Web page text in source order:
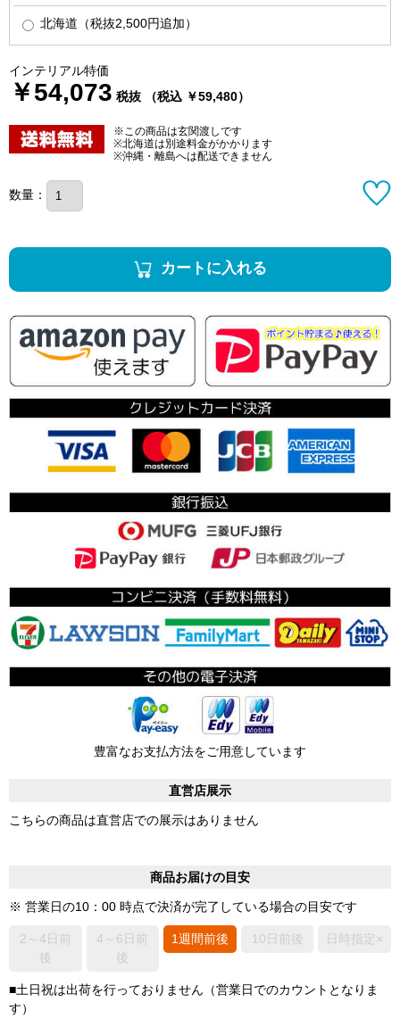
北海道（税抜2,500円追加）
インテリアル特価
￥54,073 税抜 （税込 ￥59,480）
※この商品は玄関渡しです
※北海道は別途料金がかかります
※沖縄・離島へは配送できません
数量：
カートに入れる
豊富なお支払方法をご用意しています
直営店展示
こちらの商品は直営店での展示はありません
商品お届けの目安
※ 営業日の10：00 時点で決済が完了している場合の目安です
2～4日前
後
4～6日前
後
1週間前後 10日前後 日時指定×
■土日祝は出荷を行っておりません（営業日でのカウントとなりま
す）